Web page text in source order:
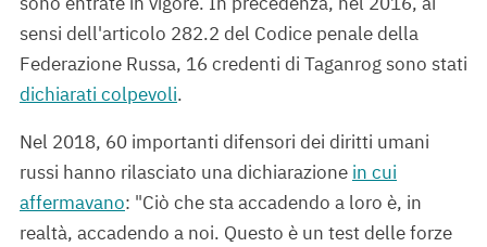
sensi dell'articolo 282.2 del Codice penale della
Federazione Russa, 16 credenti di Taganrog sono stati
dichiarati colpevoli.
Nel 2018, 60 importanti difensori dei diritti umani
russi hanno rilasciato una dichiarazione in cui
affermavano: "Ciò che sta accadendo a loro è, in
realtà, accadendo a noi. Questo è un test delle forze